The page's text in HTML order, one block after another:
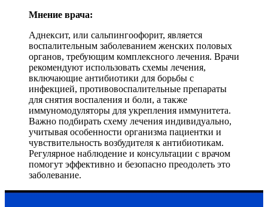
Мнение врача:
Аднексит, или сальпингоофорит, является
воспалительным заболеванием женских половых
органов, требующим комплексного лечения. Врачи
рекомендуют использовать схемы лечения,
включающие антибиотики для борьбы с
инфекцией, противовоспалительные препараты
для снятия воспаления и боли, а также
иммуномодуляторы для укрепления иммунитета.
Важно подбирать схему лечения индивидуально,
учитывая особенности организма пациентки и
чувствительность возбудителя к антибиотикам.
Регулярное наблюдение и консультации с врачом
помогут эффективно и безопасно преодолеть это
заболевание.